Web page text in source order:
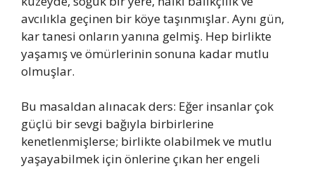
avcılıkla geçinen bir köye taşınmışlar. Aynı gün,
kar tanesi onların yanına gelmiş. Hep birlikte
yaşamış ve ömürlerinin sonuna kadar mutlu
olmuşlar.
Bu masaldan alınacak ders: Eğer insanlar çok
güçlü bir sevgi bağıyla birbirlerine
kenetlenmişlerse; birlikte olabilmek ve mutlu
yaşayabilmek için önlerine çıkan her engeli